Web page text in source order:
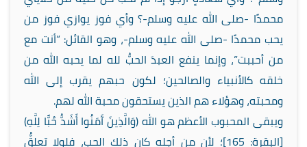
محمدًا -صلى الله عليه وسلم-؟ وأي فوز يوازي فوز من
يحب محمدًا -صلى الله عليه وسلم-، وهو القائل: “أنت مع
من أحببت”، وإنما ينفع العبدَ الحبُّ لله لما يحبه الله من
خلقه كالأنبياء والصالحين؛ لكون حبهم يقرب إلى الله
ومحبته، وهؤلاء هم الذين يستحقون محبة الله لهم.
ويبقى المحبوب الأعظم هو الله (وَالَّذِينَ آَمَنُوا أَشَدُّ حُبًّا لِلَّهِ)
[البقرة: 165]؛ لأن من أجله كان ذلك الحب، فلولا تعلقُّ